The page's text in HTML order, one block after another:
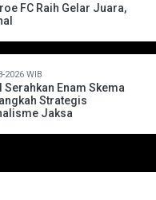
FC Raih Gelar Juara,
2026 WIB
Serahkan Enam Skema
Strategis
Jaksa